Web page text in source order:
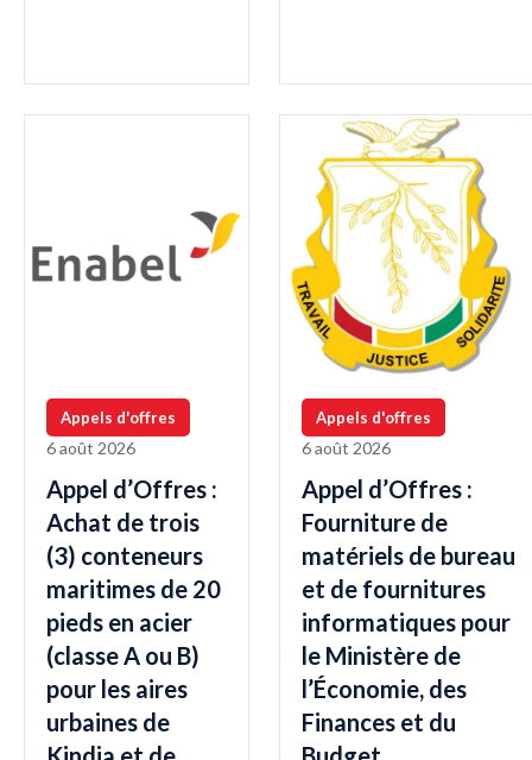
Appels d'offres
6 août 2026
Appel d’Offres :
Achat de trois
(3) conteneurs
maritimes de 20
pieds en acier
(classe A ou B)
pour les aires
urbaines de
Appels d'offres
6 août 2026
Appel d’Offres :
Fourniture de
matériels de bureau
et de fournitures
informatiques pour
le Ministère de
l’Économie, des
Finances et du